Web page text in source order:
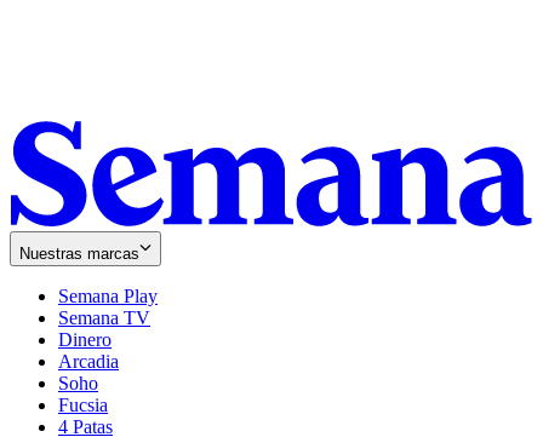
Nuestras marcas
Semana Play
Semana TV
Dinero
Arcadia
Soho
in
new
Fucsia
in
4 Patas